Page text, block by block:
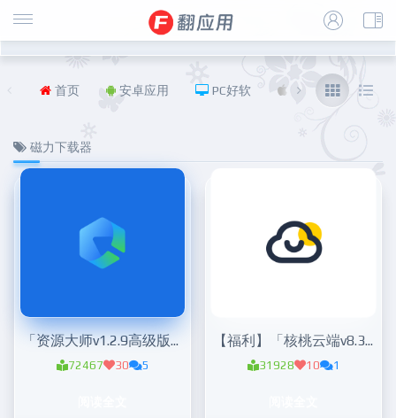
首页 安卓应用 PC好软 iOS 福利
磁力下载器
「资源大师v1.2.9高级版」超强资源神器
72467 30 5
【福利】「核桃云端v8.3」安卓磁力种子下载神器
31928 10 1